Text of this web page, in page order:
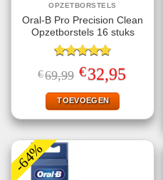
OPZETBORSTELS
Oral-B Pro Precision Clean
Opzetborstels 16 stuks
Gewaardeerd
4.78uit 5
€69,99 Oorspronkelijke
prijs
was:
€69,99.
€32,95prijs
TOEVOEGEN
-64%